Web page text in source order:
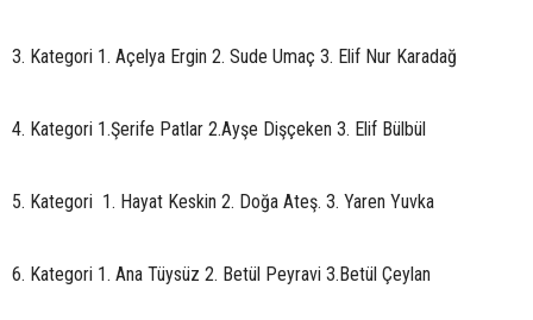
3. Kategori 1. Açelya Ergin 2. Sude Umaç 3. Elif Nur Karadağ
4. Kategori 1.Şerife Patlar 2.Ayşe Dişçeken 3. Elif Bülbül
5. Kategori 1. Hayat Keskin 2. Doğa Ateş. 3. Yaren Yuvka
6. Kategori 1. Ana Tüysüz 2. Betül Peyravi 3.Betül Çeylan